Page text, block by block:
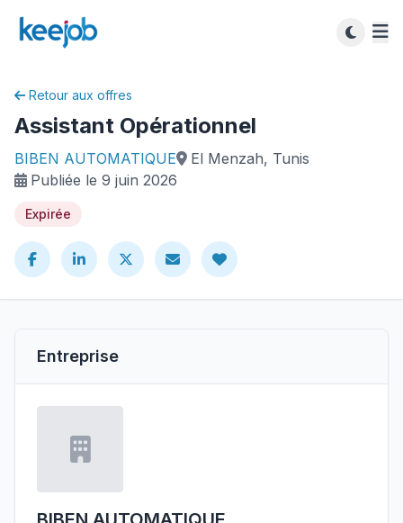
Retour aux offres
Assistant Opérationnel
BIBEN AUTOMATIQUE
El Menzah, Tunis
Publiée le 9 juin 2026
Expirée
Entreprise